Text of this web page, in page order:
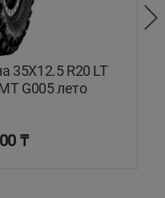
35X12.5 R20 LT
G005 лето
₸